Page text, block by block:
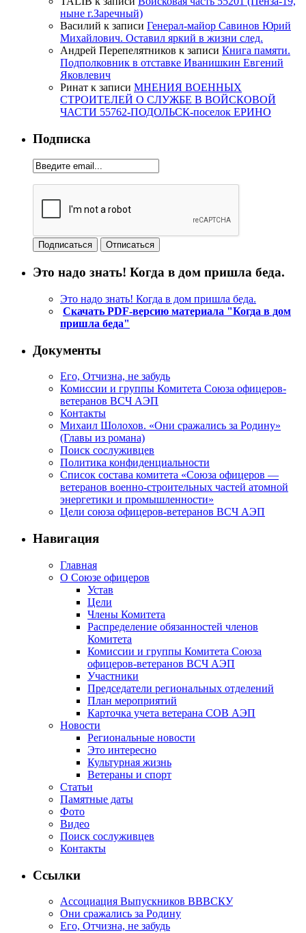
ныне г.Заречный)
Василий к записи Генерал-майор Савинов Юрий
Михайлович. Оставил яркий в жизни след.
Андрей Перепелятников к записи Книга памяти.
Подполковник в отставке Иванишкин Евгений
Яковлевич
Ринат к записи МНЕНИЯ ВОЕННЫХ
СТРОИТЕЛЕЙ О СЛУЖБЕ В ВОЙСКОВОЙ
ЧАСТИ 55762-ПОДОЛЬСК-поселок ЕРИНО
Подписка
Это надо знать! Когда в дом пришла беда.
Это надо знать! Когда в дом пришла беда.
Скачать PDF-версию материала "Когда в дом
пришла беда"
Документы
Его, Отчизна, не забудь
Комиссии и группы Комитета Союза офицеров-
ветеранов ВСЧ АЭП
Контакты
Михаил Шолохов. «Они сражались за Родину»
(Главы из романа)
Поиск сослуживцев
Политика конфиденциальности
Список состава комитета «Союза офицеров —
ветеранов военно-строительных частей атомной
энергетики и промышленности»
Цели союза офицеров-ветеранов ВСЧ АЭП
Навигация
Главная
О Союзе офицеров
Устав
Цели
Члены Комитета
Распределение обязанностей членов
Комитета
Комиссии и группы Комитета Союза
офицеров-ветеранов ВСЧ АЭП
Участники
Председатели региональных отделений
План мероприятий
Карточка учета ветерана CОВ АЭП
Новости
Региональные новости
Это интересно
Культурная жизнь
Ветераны и спорт
Статьи
Памятные даты
Фото
Видео
Поиск сослуживцев
Контакты
Ссылки
Ассоциация Выпускников ВВВСКУ
Они сражались за Родину
Его, Отчизна, не забудь